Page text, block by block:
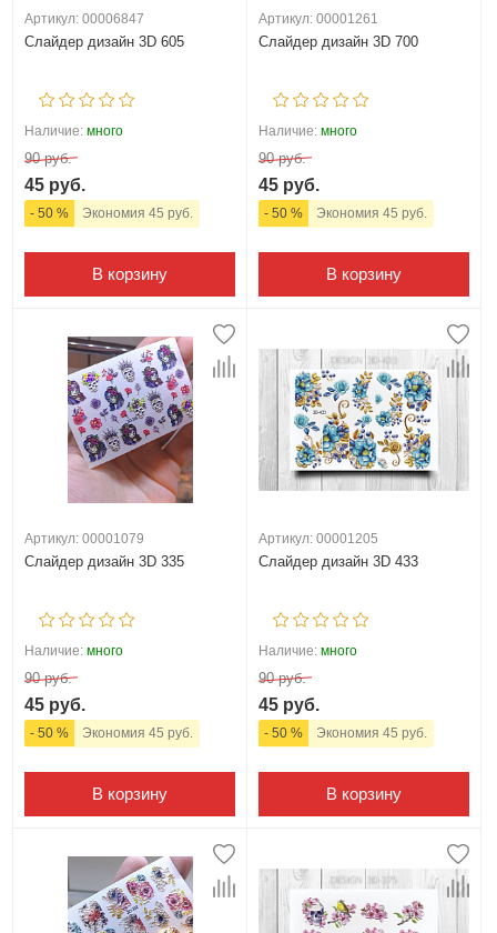
Артикул: 00006847
Слайдер дизайн 3D 605
Наличие: много
90 руб.
45 руб.
- 50 % Экономия 45 руб.
В корзину
Артикул: 00001261
Слайдер дизайн 3D 700
Наличие: много
90 руб.
45 руб.
- 50 % Экономия 45 руб.
В корзину
Артикул: 00001079
Слайдер дизайн 3D 335
Наличие: много
90 руб.
45 руб.
- 50 % Экономия 45 руб.
В корзину
Артикул: 00001205
Слайдер дизайн 3D 433
Наличие: много
90 руб.
45 руб.
- 50 % Экономия 45 руб.
В корзину